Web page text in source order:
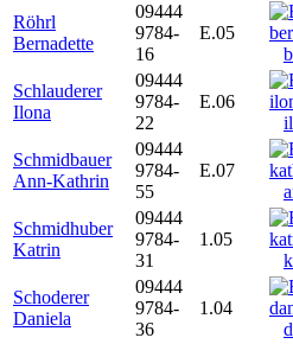
Röhrl
Bernadette
09444
9784-
16
E.05
Schlauderer
Ilona
09444
9784-
22
E.06
Schmidbauer
Ann-Kathrin
09444
9784-
55
E.07
Schmidhuber
Katrin
09444
9784-
31
1.05
Schoderer
Daniela
09444
9784-
36
1.04